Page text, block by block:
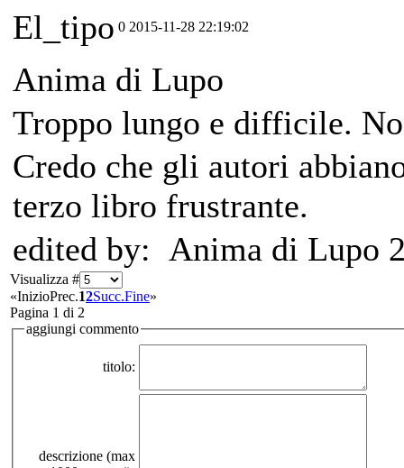
El_tipo 0 2015-11-28 22:19:02
Anima di Lupo
Troppo lungo e difficile.
Credo che gli autori
terzo libro frustrante.
edited by: Anima di Lupo
Visualizza #
«InizioPrec.12Succ.Fine»
Pagina 1 di 2
aggiungi commento
titolo:
descrizione (max